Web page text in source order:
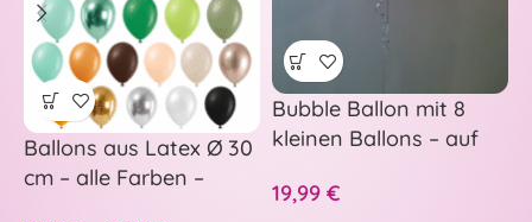
Ballons aus Latex Ø 30
cm – alle Farben –
Bubble Ballon mit 8
kleinen Ballons – auf
19,99 €